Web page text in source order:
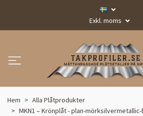
Exkl. moms
Hem
Alla Plåtprodukter
MKN1 – Krönplåt - plan-mörksilvermetallic-